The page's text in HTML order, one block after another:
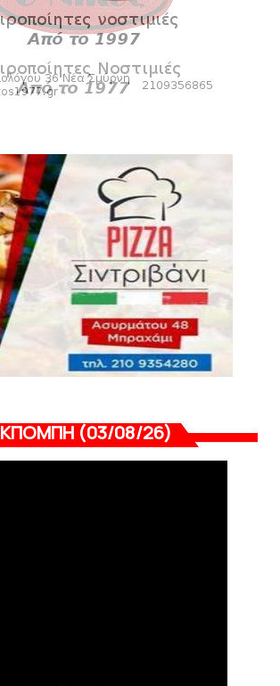
Τετάρτη 19 Αυγούστου το Νίκη
Βόλου - Πανιώνιος
HEADLINES
KARA TALKS
LIVE: Παρασκευή στις 21:00
August 06, 2026
(03/08/26)